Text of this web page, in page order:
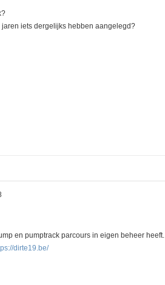
iets dergelijks hebben aangelegd?
en pumptrack parcours in eigen beheer heeft.
dirte19.be/